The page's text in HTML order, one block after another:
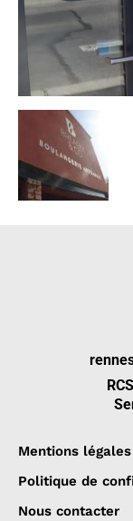
Mentions légales
Politique de
Nous contacter